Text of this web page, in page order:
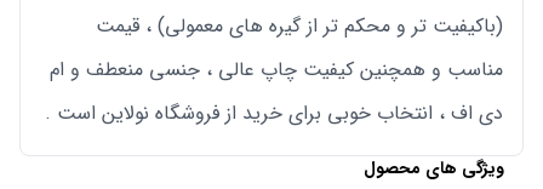
(باکیفیت تر و محکم تر از گیره های معمولی) ، قیمت
مناسب و همچنین کیفیت چاپ عالی ، جنسی منعطف و ام
دی اف ، انتخاب خوبی برای خرید از فروشگاه نولاین است .
ویژگی های محصول